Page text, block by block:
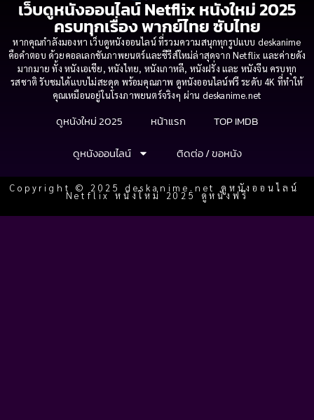
เว็บดูหนังออนไลน์ Netflix หนังใหม่ 2025
ครบทุกเรื่อง พากย์ไทย ซับไทย
หากคุณกำลังมองหา เว็บดูหนังออนไลน์ ที่รวมความสนุกทุกรูปแบบ deskanime
คือคำตอบ ด้วยคอลเลกชันภาพยนตร์และซีรีส์ใหม่ล่าสุดจาก Netflix และค่ายดัง
มากมาย ทั้ง หนังเอเชีย, หนังไทย, หนังเกาหลี, หนังฝรั่ง และ หนังจีน ครบทุก
รสชาติ รับชมได้แบบไม่สะดุด พร้อมคุณภาพ ดูหนังออนไลน์ฟรี ระดับ 4K ที่ทำให้
คุณเหมือนอยู่ในโรงภาพยนตร์จริงๆ ผ่าน deskanime.net
ดูหนังใหม่ 2025 หน้าแรก
TOP IMDB
ดูหนังออนไลน์
ติดต่อ / ขอหนัง
Copyright © 2025 deskanime.net ดูหนังออนไลน์
Netflix หนังใหม่ 2025 ดูหนังฟรี